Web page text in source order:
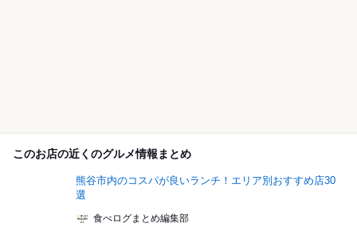
このお店の近くのグルメ情報まとめ
熊谷市内のコスパが良いランチ！エリア別おすすめ店30
選
食べログまとめ編集部